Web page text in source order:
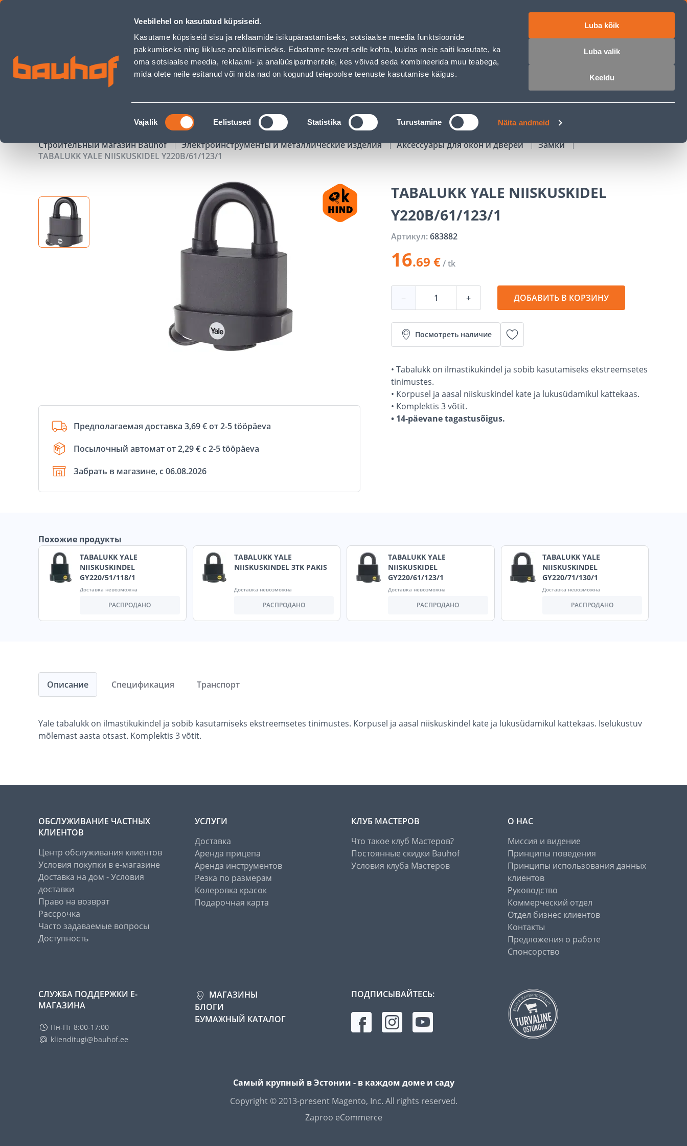
Veebilehel on kasutatud küpsiseid.
Kasutame küpsiseid sisu ja reklaamide isikupärastamiseks, sotsiaalse meedia funktsioonide
pakkumiseks ning liikluse analüüsimiseks. Edastame teavet selle kohta, kuidas meie saiti kasutate, ka
oma sotsiaalse meedia, reklaami- ja analüüsipartneritele, kes võivad seda kombineerida muu teabega,
mida olete neile esitanud või mida nad on kogunud teiepoolse teenuste kasutamise käigus.
Nõusoleku
valik
Vajalik Eelistused Statistika Turustamine Näita andmeid
Luba kõik
Luba valik
Keeldu
TABALUKK YALE NIISKUSKIDEL Y220B/61/123/1 - Bauhof has loaded
Обслуживание бизнес-клиентов Обслуживание частных клиентов Услуги Предложения о работе
ПОИСК
АКЦИИ КАТАЛОГИ АРЕНДА ИНСТРУМЕНТОВ РАССРОЧКА
Строительный магазин Bauhof Электроинструменты и металлические изделия Аксессуары для окон и дверей
Замки
TABALUKK YALE NIISKUSKIDEL Y220B/61/123/1
Предполагаемая доставка 3,69 € от 2-5 tööpäeva
Посылочный автомат от 2,29 € с 2-5 tööpäeva
Забрать в магазине, с 06.08.2026
TABALUKK YALE NIISKUSKIDEL
Y220B/61/123/1
Артикул:683882
16.69 €/ tk
− + ДОБАВИТЬ В КОРЗИНУ
Посмотреть наличие
• Tabalukk on ilmastikukindel ja sobib kasutamiseks ekstreemsetes
tinimustes.
• Korpusel ja aasal niiskuskindel kate ja lukusüdamikul kattekaas.
• Komplektis 3 võtit.
• 14-päevane tagastusõigus.
Похожие продукты
TABALUKK YALE
NIISKUSKINDEL
GY220/51/118/1
Доставка невозможна
РАСПРОДАНО
TABALUKK YALE
NIISKUSKINDEL 3TK PAKIS
Доставка невозможна
РАСПРОДАНО
TABALUKK YALE
NIISKUSKIDEL
GY220/61/123/1
Доставка невозможна
РАСПРОДАНО
TABALUKK YALE
NIISKUSKINDEL
GY220/71/130/1
Доставка невозможна
РАСПРОДАНО
Описание
Yale tabalukk on ilmastikukindel ja sobib kasutamiseks ekstreemsetes tinimustes. Korpusel ja aasal niiskuskindel kate ja lukusüdamikul kattekaas. Iselukustuv
mõlemast aasta otsast. Komplektis 3 võtit.
Спецификация Транспорт
ОБСЛУЖИВАНИЕ ЧАСТНЫХ
КЛИЕНТОВ
Центр обслуживания клиентов
Условия покупки в е-магазине
Доставка на дом - Условия
доставки
Право на возврат
Рассрочка
Часто задаваемые вопросы
Доступность
УСЛУГИ
Доставка
Аренда прицепа
Аренда инструментов
Резка по размерам
Колеровка красок
Подарочная карта
КЛУБ МАСТЕРОВ
Что такое клуб Мастеров?
Постоянные скидки Bauhof
Условия клуба Мастеров
О НАС
Миссия и видение
Принципы поведения
Принципы использования данных
клиентов
Руководство
Коммерческий отдел
Отдел бизнес клиентов
Контакты
Предложения о работе
Спонсорство
СЛУЖБА ПОДДЕРЖКИ Е-
МАГАЗИНА
Пн-Пт 8:00-17:00
klienditugi@bauhof.ee
МАГАЗИНЫ
БЛОГИ
БУМАЖНЫЙ КАТАЛОГ
ПОДПИСЫВАЙТЕСЬ:
Самый крупный в Эстонии - в каждом доме и саду
Copyright © 2013-present Magento, Inc. All rights reserved.
Zaproo eCommerce